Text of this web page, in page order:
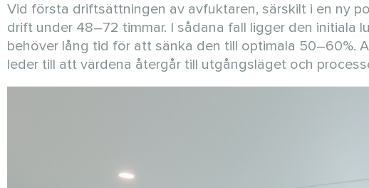
Vid första driftsättningen av avfuktaren, särskilt i en ny
drift under 48–72 timmar. I sådana fall ligger den
behöver lång tid för att sänka den till optimala 50–60%.
leder till att värdena återgår till utgångsläget och